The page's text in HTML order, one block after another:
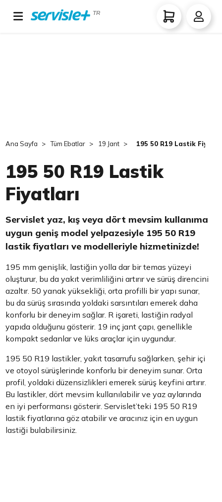
TR
Ana Sayfa Tüm Ebatlar 19 Jant 195 50 R19 Lastik
195 50 R19 Lastik
Fiyatları
Servislet yaz, kış veya dört mevsim kullanıma
uygun geniş model yelpazesiyle 195 50 R19
lastik fiyatları ve modelleriyle hizmetinizde!
195 mm genişlik, lastiğin yolla dar bir temas yüzeyi
oluşturur, bu da yakıt verimliliğini artırır ve sürüş direncini
azaltır. 50 yanak yüksekliği, orta profilli bir yapı sunar,
bu da sürüş sırasında yoldaki sarsıntıları emerek daha
konforlu bir deneyim sağlar. R işareti, lastiğin radyal
yapıda olduğunu gösterir. 19 inç jant çapı, genellikle
kompakt sedanlar ve lüks araçlar için uygundur.
195 50 R19 lastikler, yakıt tasarrufu sağlarken, şehir içi
ve otoyol sürüşlerinde konforlu bir deneyim sunar. Orta
profil, yoldaki düzensizlikleri emerek sürüş keyfini artırır.
Bu lastikler, dört mevsim kullanılabilir ve yaz aylarında
en iyi performansı gösterir. Servislet’teki 195 50 R19
lastik fiyatlarına göz atabilir ve aracınız için en uygun
lastiği bulabilirsiniz.